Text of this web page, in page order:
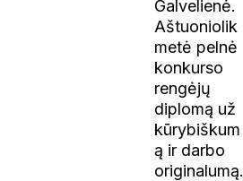
Galvelienė.
Aštuoniolik
metė pelnė
konkurso
rengėjų
diplomą už
kūrybiškum
ą ir darbo
originalumą.